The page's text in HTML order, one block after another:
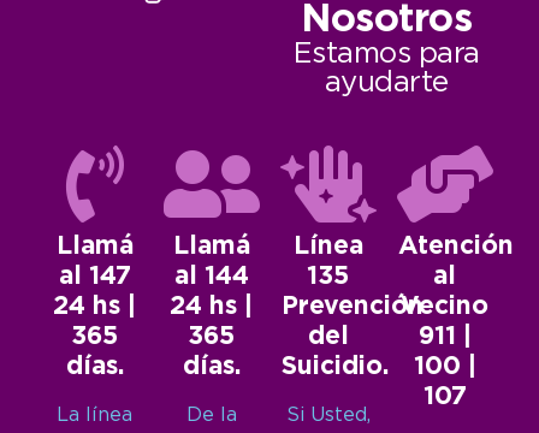
Nosotros
Estamos para
ayudarte
Llamá
al 147
24 hs |
365
días.
La línea
Llamá
al 144
24 hs |
365
días.
De la
Línea
135
Prevención
del
Suicidio.
Si Usted,
Atención
al
Vecino
911 |
100 |
107